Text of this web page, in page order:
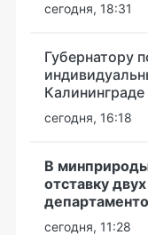
сегодня, 18:31
Губернатору
Калининграде
сегодня, 16:18
В
отставку
сегодня, 11:28